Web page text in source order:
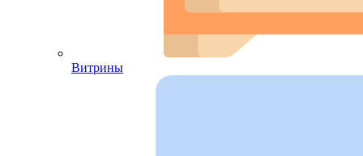
Витрины